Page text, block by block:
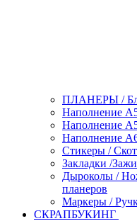
ПЛАНЕРЫ /
Наполнение
Наполнение
Наполнение А6
Стикеры /
Закладки /
Дыроколы /
планеров
Маркеры /
СКРАПБУКИНГ